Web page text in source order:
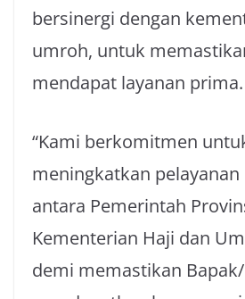
bersinergi dengan
umroh, untuk
mendapat layanan prima.
“Kami berkomitmen
meningkatkan pelayanan
antara Pemerintah
Kementerian Haji dan
demi memastikan